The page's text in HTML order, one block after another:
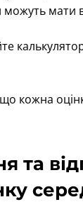
можуть мати
кожна
та